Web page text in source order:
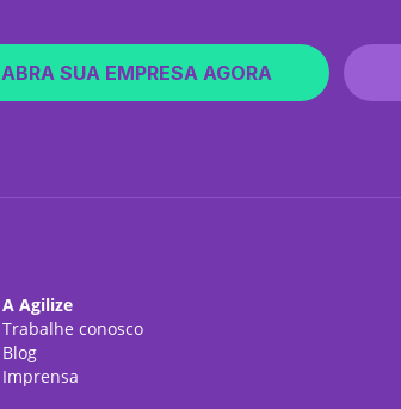
ABRA SUA EMPRESA AGORA
A Agilize
Trabalhe conosco
Blog
Imprensa